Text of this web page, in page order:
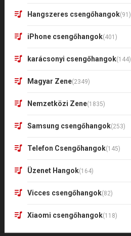
Hangszeres csengőhangok(91)
iPhone csengőhangok(401)
karácsonyi csengőhangok(144)
Magyar Zene(2349)
Nemzetközi Zene(1835)
Samsung csengőhangok(253)
Telefon Csengőhangok(145)
Üzenet Hangok(164)
Vicces csengőhangok(82)
Xiaomi csengőhangok(118)